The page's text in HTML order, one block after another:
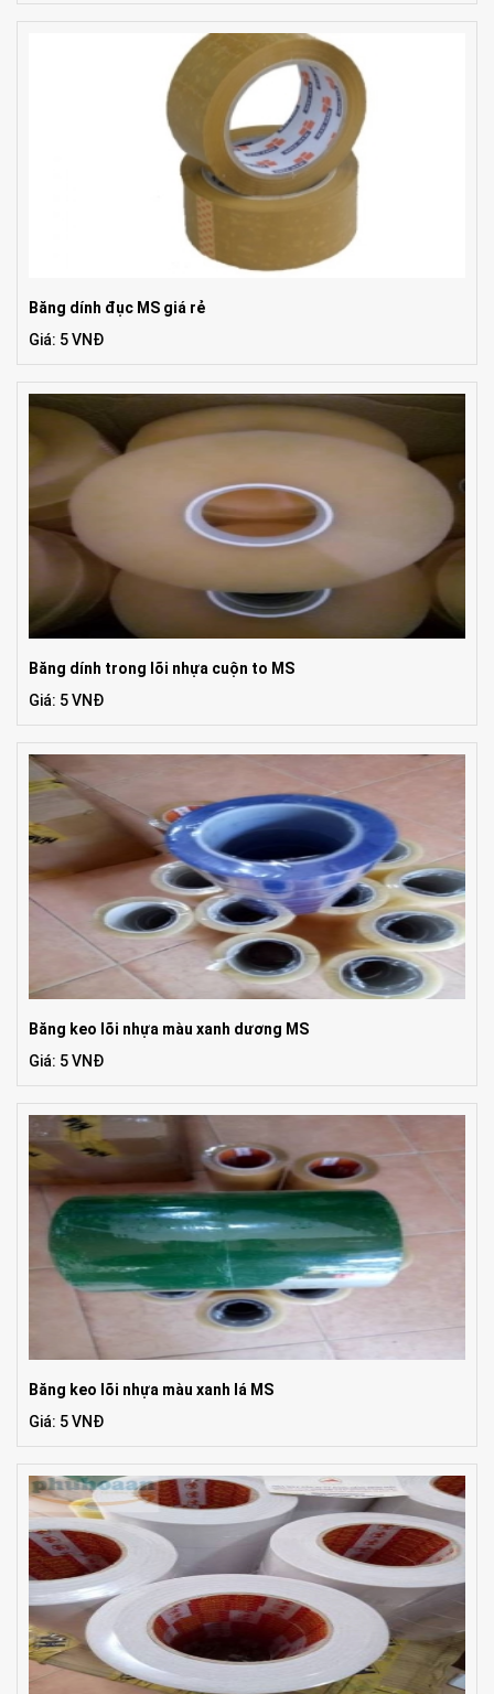
Băng dính đục MS giá rẻ
Giá: 5 VNĐ
Băng dính trong lõi nhựa cuộn to MS
Giá: 5 VNĐ
Băng keo lõi nhựa màu xanh dương MS
Giá: 5 VNĐ
Băng keo lõi nhựa màu xanh lá MS
Giá: 5 VNĐ